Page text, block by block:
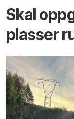
Skal
plasser